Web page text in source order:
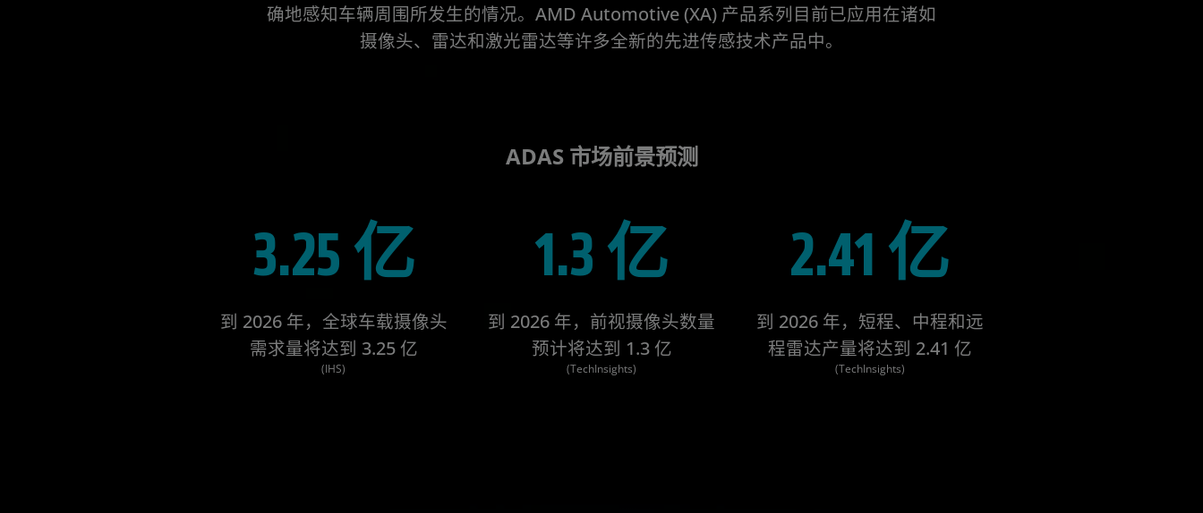
确地感知车辆周围所发生的情况。AMD Automotive (XA) 产品系列目前已应用在诸如
摄像头、雷达和激光雷达等许多全新的先进传感技术产品中。
ADAS 市场前景预测
3.25 亿
到 2026 年，全球车载摄像头
需求量将达到 3.25 亿
(IHS)
1.3 亿
到 2026 年，前视摄像头数量
预计将达到 1.3 亿
(TechInsights)
2.41 亿
到 2026 年，短程、中程和远
程雷达产量将达到 2.41 亿
(TechInsights)